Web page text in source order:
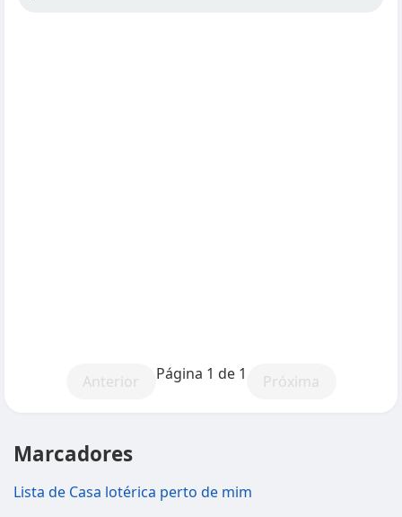
Anterior Página 1 de 1 Próxima
Marcadores
Lista de Casa lotérica perto de mim